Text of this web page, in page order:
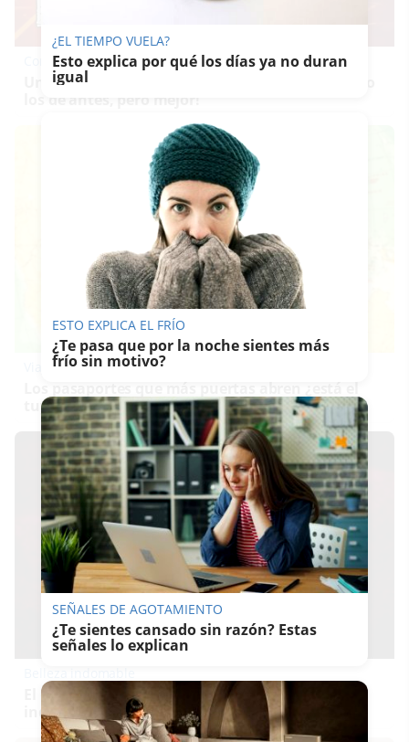
Corepunk MMORPG
Un verdadero MMORPG de la vieja escuela ¡Cómo
Viaja sin visado
tuyo?
El diamante que simboliza la feminidad
indomable
¿EL TIEMPO VUELA?
Esto explica por qué los días ya no duran
igual
ESTO EXPLICA EL FRÍO
¿Te pasa que por la noche sientes más
frío sin motivo?
SEÑALES DE AGOTAMIENTO
¿Te sientes cansado sin razón? Estas
señales lo explican